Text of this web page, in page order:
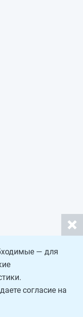
— для
согласие на